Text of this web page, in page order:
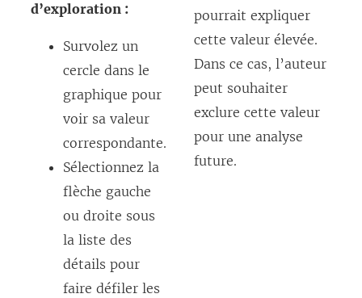
d’exploration :
Survolez un
cercle dans le
graphique pour
voir sa valeur
correspondante.
Sélectionnez la
flèche gauche
ou droite sous
la liste des
détails pour
faire défiler les
pourrait expliquer
cette valeur élevée.
Dans ce cas, l’auteur
peut souhaiter
exclure cette valeur
pour une analyse
future.